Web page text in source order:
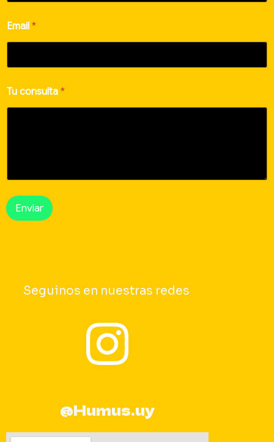
T
u
u
Email *
Tu consulta *
Enviar
Seguinos en nuestras redes
@Humus.uy